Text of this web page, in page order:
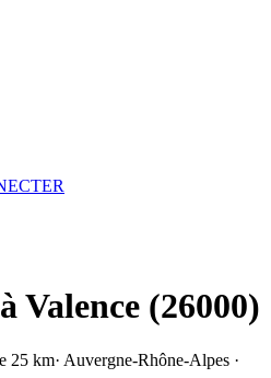
Valence (26000)
25 km· Auvergne-Rhône-Alpes ·